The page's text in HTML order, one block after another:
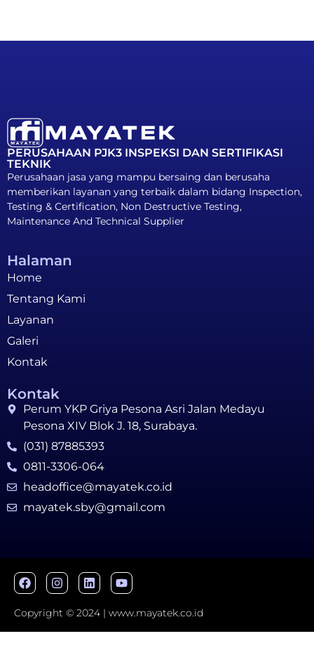
PERUSAHAAN PJK3 INSPEKSI DAN SERTIFIKASI
TEKNIK
Perusahaan jasa yang mampu bersaing dan berusaha
memberikan layanan yang terbaik dalam bidang Inspection,
Testing & Certification, Non Destructive Testing,
Maintenance And Technical Supplier
Halaman
Home
Tentang Kami
Layanan
Galeri
Kontak
Kontak
Perum YKP Griya Pesona Asri Jalan Medayu
Pesona XIV Blok J. 18, Surabaya.
(031) 87885393
0811-3306-064
headoffice@mayatek.co.id
mayatek.sby@gmail.com
Copyright © 2024 | www.mayatek.co.id